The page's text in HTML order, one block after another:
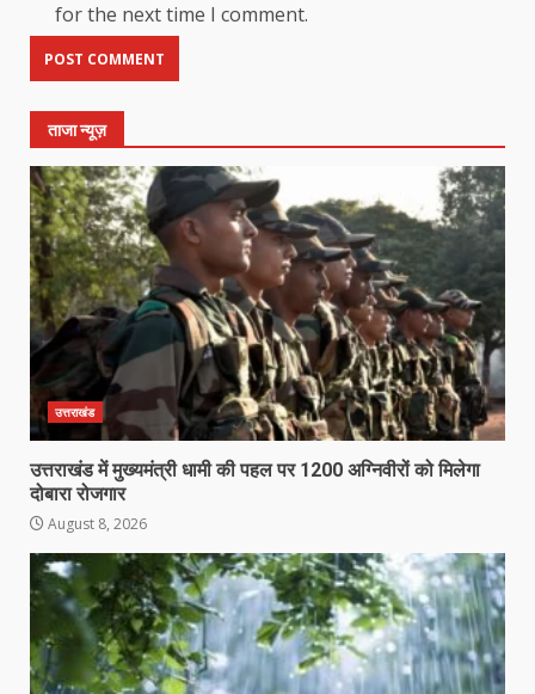
for the next time I comment.
ताजा न्यूज़
उत्तराखंड
उत्तराखंड में मुख्यमंत्री धामी की पहल पर 1200 अग्निवीरों को मिलेगा
दोबारा रोजगार
August 8, 2026